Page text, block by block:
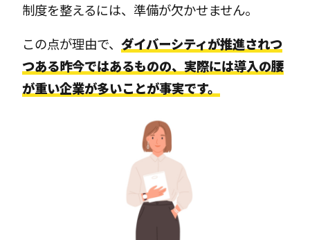
制度を整えるには、準備が欠かせません。
この点が理由で、ダイバーシティが推進されつ
つある昨今ではあるものの、実際には導入の腰
が重い企業が多いことが事実です。